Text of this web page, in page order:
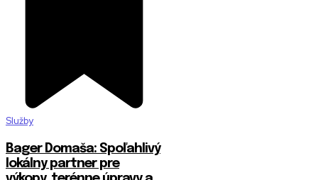
Služby
Bager Domaša: Spoľahlivý
lokálny partner pre